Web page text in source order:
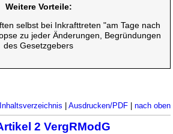
Weitere Vorteile:
selbst bei Inkrafttreten "am Tage nach
zu jeder Änderungen, Begründungen
des Gesetzgebers
Inhaltsverzeichnis Ausdrucken/PDF| nach oben
2 VergRModG